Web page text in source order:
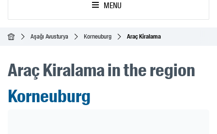
MENU
Ana SayfaAşağı Avusturya Korneuburg Araç Kiralama
Araç Kiralama in the region
Korneuburg